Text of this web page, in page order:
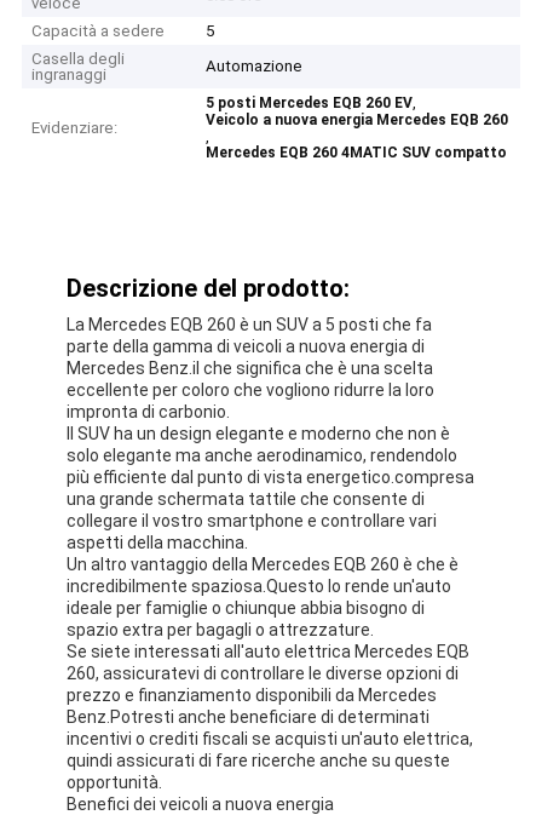
Capacità a sedere
5
Casella degli
ingranaggi
Automazione
Evidenziare:
5 posti Mercedes EQB 260 EV,
Veicolo a nuova energia Mercedes EQB 260
,
Mercedes EQB 260 4MATIC SUV compatto
Descrizione del prodotto:
La Mercedes EQB 260 è un SUV a 5 posti che fa
parte della gamma di veicoli a nuova energia di
Mercedes Benz.il che significa che è una scelta
eccellente per coloro che vogliono ridurre la loro
impronta di carbonio.
Il SUV ha un design elegante e moderno che non è
solo elegante ma anche aerodinamico, rendendolo
più efficiente dal punto di vista energetico.compresa
una grande schermata tattile che consente di
collegare il vostro smartphone e controllare vari
aspetti della macchina.
Un altro vantaggio della Mercedes EQB 260 è che è
incredibilmente spaziosa.Questo lo rende un'auto
ideale per famiglie o chiunque abbia bisogno di
spazio extra per bagagli o attrezzature.
Se siete interessati all'auto elettrica Mercedes EQB
260, assicuratevi di controllare le diverse opzioni di
prezzo e finanziamento disponibili da Mercedes
Benz.Potresti anche beneficiare di determinati
incentivi o crediti fiscali se acquisti un'auto elettrica,
quindi assicurati di fare ricerche anche su queste
opportunità.
Benefici dei veicoli a nuova energia